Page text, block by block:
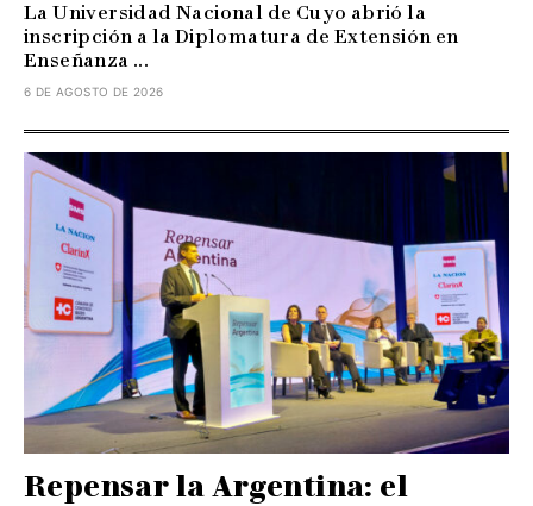
La Universidad Nacional de Cuyo abrió la
inscripción a la Diplomatura de Extensión en
Enseñanza ...
6 DE AGOSTO DE 2026
Repensar la Argentina: el